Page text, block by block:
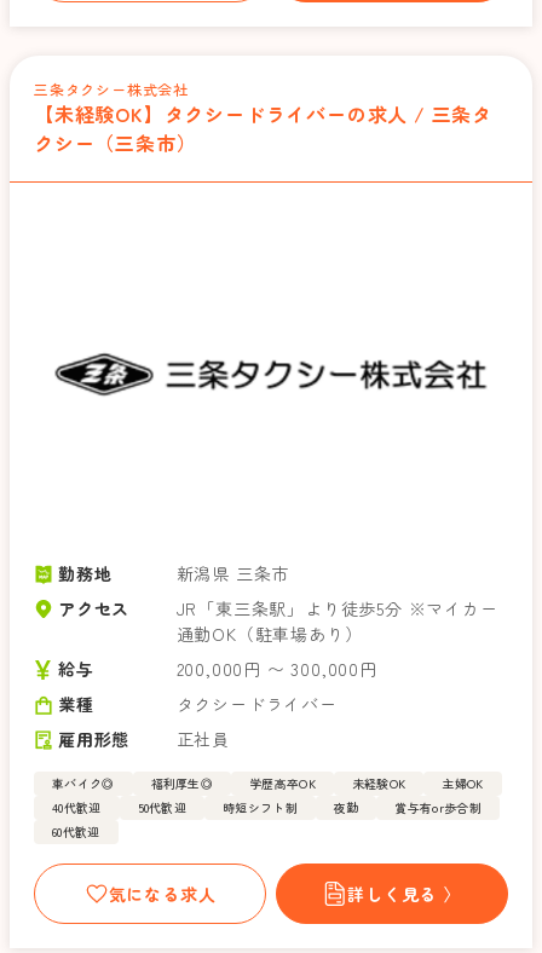
三条タクシー株式会社
【未経験OK】タクシードライバーの求人 / 三条タ
クシー（三条市）
勤務地
新潟県 三条市
アクセス
JR「東三条駅」より徒歩5分 ※マイカー
通勤OK（駐車場あり）
給与
200,000円 〜 300,000円
業種
タクシードライバー
雇用形態
正社員
車バイク◎ 福利厚生◎ 学歴高卒OK 未経験OK
主婦OK
40代歓迎
50代歓迎 時短シフト制 夜勤
賞与有or歩合制
60代歓迎
気になる求人 詳しく見る 〉